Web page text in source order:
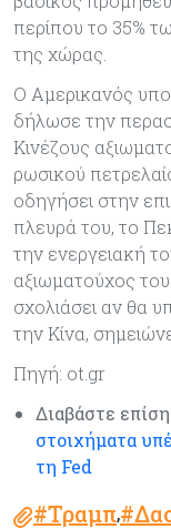
περίπου το 35%
της χώρας.
Ο Αμερικανός
δήλωσε την
Κινέζους
ρωσικού
οδηγήσει στην
πλευρά του, το
την ενεργειακή
αξιωματούχος
σχολιάσει αν θα
την Κίνα,
Πηγή: ot.gr
Διαβάστε
στοιχήματα
τη Fed
#Τραμπ,